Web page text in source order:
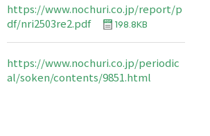
https://www.nochuri.co.jp/report/p
df/nri2503re2.pdf
198.8KB
https://www.nochuri.co.jp/periodic
al/soken/contents/9851.html